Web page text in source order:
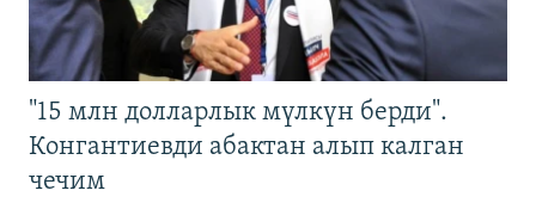
"15 млн долларлык мүлкүн берди".
Конгантиевди абактан алып калган
чечим